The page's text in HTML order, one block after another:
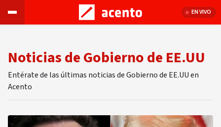
EN VIVO
Noticias de Gobierno de EE.UU
Entérate de las últimas noticias de Gobierno de EE.UU en
Acento